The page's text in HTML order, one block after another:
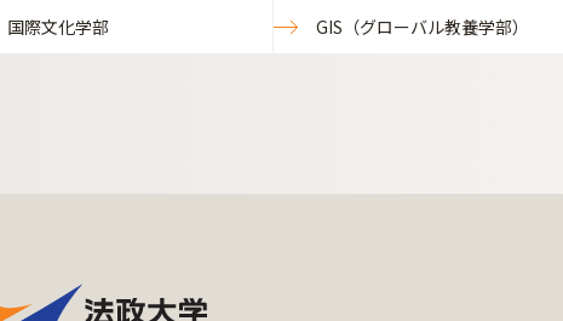
国際文化学部 GIS（グローバル教養学部）